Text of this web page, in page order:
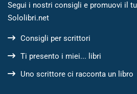
Segui i nostri consigli e promuovi il
Sololibri.net
Consigli per scrittori
Ti presento i miei... libri
Uno scrittore ci racconta un libro